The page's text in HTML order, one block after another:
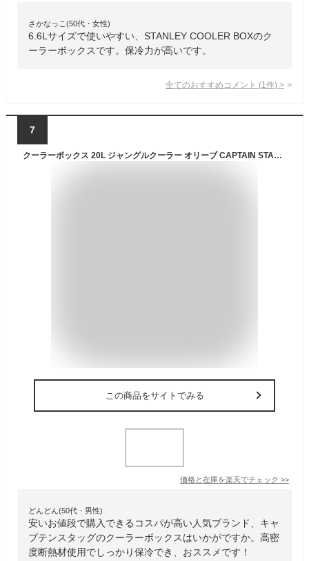
さかなっこ(50代・女性)
6.6Lサイズで使いやすい、STANLEY COOLER BOXのク
ーラーボックスです。保冷力が高いです。
全てのおすすめコメント (1 件) >
7
クーラーボックス 20L ジャングルクーラー オリーブ CAPTAIN STAG UE-85 パール金属 | 保冷 大型 熱中症対策 ハードクーラーボックス アウトドア キャンプ バーベキュー スポーツ 部活 釣り 氷 大容量 保冷ボックス クーラー キャンプ用品 アウトドアグッズ アウトドア用品
この商品をサイトでみる
価格と在庫を楽天でチェック >>
どんどん(50代・男性)
安いお値段で購入できるコスパが高い人気ブランド、キャ
プテンスタッグのクーラーボックスはいかがですか。高密
度断熱材使用でしっかり保冷でき、おススメです！